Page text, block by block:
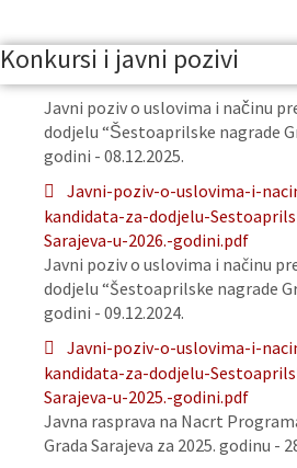
Konkursi i javni pozivi
Javni poziv o uslovima i načinu
dodjelu “Šestoaprilske nagrade
godini - 08.12.2025.
Javni-poziv-o-uslovima-i-
kandidata-za-dodjelu-
Sarajeva-u-2026.-godini.pdf
Javni poziv o uslovima i načinu
dodjelu “Šestoaprilske nagrade
godini - 09.12.2024.
Javni-poziv-o-uslovima-i-
kandidata-za-dodjelu-
Sarajeva-u-2025.-godini.pdf
Javna rasprava na Nacrt
Grada Sarajeva za 2025. godinu -